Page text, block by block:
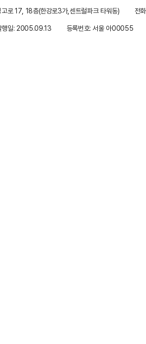
로 17, 18층(한강로3가,센트럴파크 타워동)
전
행일: 2005.09.13 등록번호: 서울 아00055